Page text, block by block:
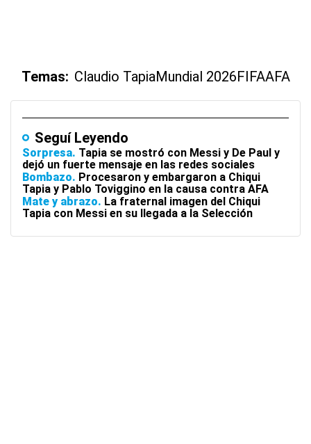
Temas: Claudio TapiaMundial 2026FIFAAFA
Seguí Leyendo
Sorpresa Tapia se mostró con Messi y De Paul y
dejó un fuerte mensaje en las redes sociales
Bombazo Procesaron y embargaron a Chiqui
Tapia y Pablo Toviggino en la causa contra AFA
Mate y abrazo La fraternal imagen del Chiqui
Tapia con Messi en su llegada a la Selección